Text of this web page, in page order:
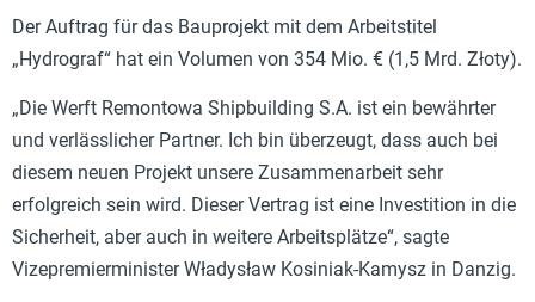
Der Auftrag für das Bauprojekt mit dem Arbeitstitel
„Hydrograf“ hat ein Volumen von 354 Mio. € (1,5 Mrd. Złoty).
„Die Werft Remontowa Shipbuilding S.A. ist ein bewährter
und verlässlicher Partner. Ich bin überzeugt, dass auch bei
diesem neuen Projekt unsere Zusammenarbeit sehr
erfolgreich sein wird. Dieser Vertrag ist eine Investition in die
Sicherheit, aber auch in weitere Arbeitsplätze“, sagte
Vizepremierminister Władysław Kosiniak-Kamysz in Danzig.